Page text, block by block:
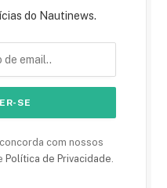
do Nautinews.
com nossos
Política de Privacidade.